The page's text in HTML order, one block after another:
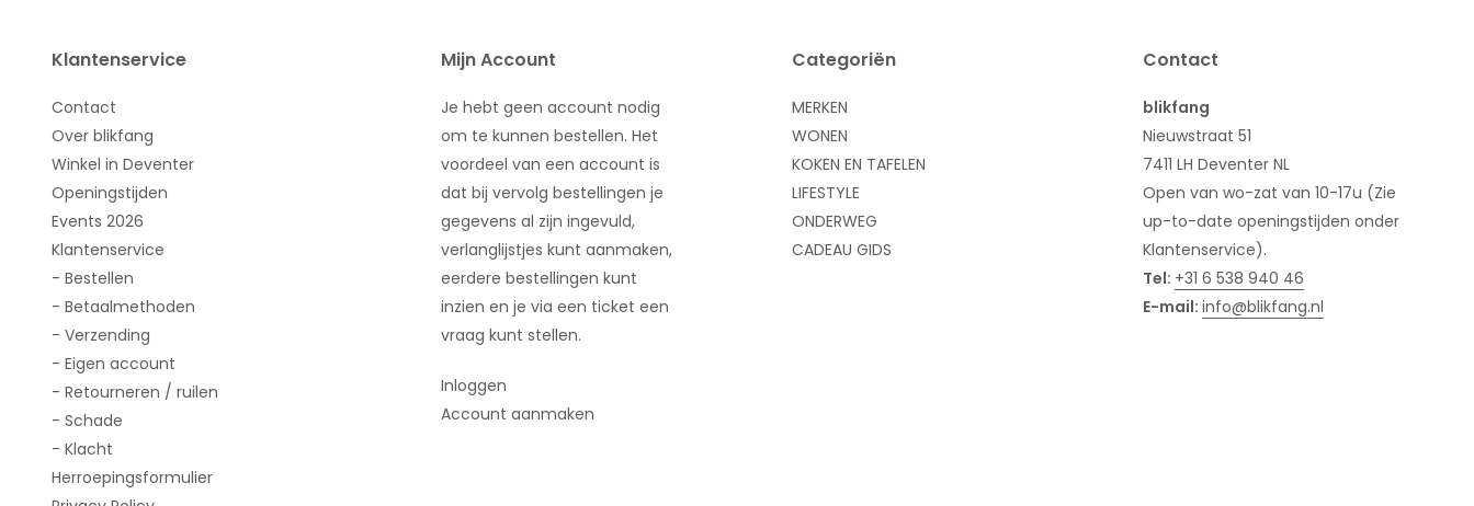
Klantenservice
Contact
Over blikfang
Winkel in Deventer
Openingstijden
Events 2026
Klantenservice
- Bestellen
- Betaalmethoden
- Verzending
- Eigen account
- Retourneren / ruilen
- Schade
- Klacht
Herroepingsformulier
Mijn Account
Je hebt geen account nodig
om te kunnen bestellen. Het
voordeel van een account is
dat bij vervolg bestellingen je
gegevens al zijn ingevuld,
verlanglijstjes kunt aanmaken,
eerdere bestellingen kunt
inzien en je via een ticket een
vraag kunt stellen.
Inloggen
Account aanmaken
Categoriën
MERKEN
WONEN
KOKEN EN TAFELEN
LIFESTYLE
ONDERWEG
CADEAU GIDS
Contact
blikfang
Nieuwstraat 51
7411 LH Deventer NL
Open van wo-zat van 10-17u (Zie
up-to-date openingstijden onder
Klantenservice).
Tel: +31 6 538 940 46
E-mail: info@blikfang.nl